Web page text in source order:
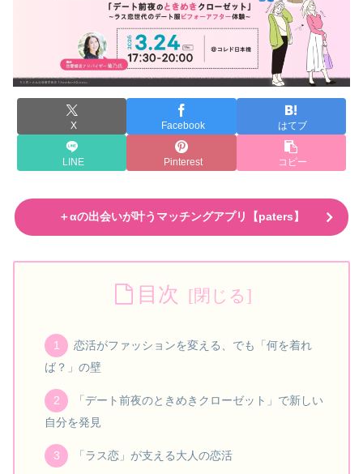
X Facebook はてブ
LINE Pinterest コピー
＋αの出会いが叶うマッチングアプリ【paters】
目次
恋活がファッションを変える、でも「何を着れ
ば？」の壁
「デート前夜のときめきクローゼット」で新しい
自分を発見
「ラス恋」が支える大人の恋活